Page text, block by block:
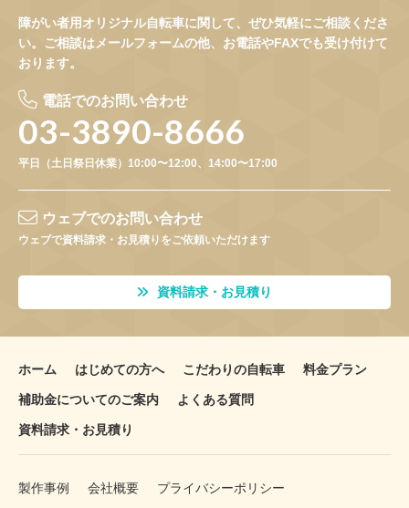
障がい者用オリジナル自転車に関して、ぜひ気軽にご相談くださ
い。ご相談はメールフォームの他、お電話やFAXでも受け付けて
おります。
電話でのお問い合わせ
03-3890-8666
平日（土日祭日休業）10:00〜12:00、14:00〜17:00
ウェブでのお問い合わせ
ウェブで資料請求・お見積りをご依頼いただけます
資料請求・お見積り
ホーム はじめての方へ こだわりの自転車 料金プラン
補助金についてのご案内 よくある質問
資料請求・お見積り
製作事例 会社概要 プライバシーポリシー